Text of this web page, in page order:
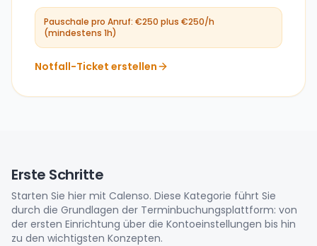
Pauschale pro Anruf: €250 plus €250/h
(mindestens 1h)
Notfall-Ticket erstellen
Erste Schritte
Starten Sie hier mit Calenso. Diese Kategorie führt Sie
durch die Grundlagen der Terminbuchungsplattform: von
der ersten Einrichtung über die Kontoeinstellungen bis hin
zu den wichtigsten Konzepten.